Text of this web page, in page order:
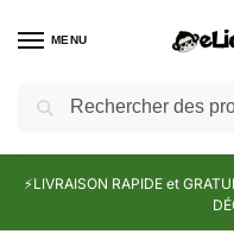
MENU
⚡LIVRAISON RAPIDE et